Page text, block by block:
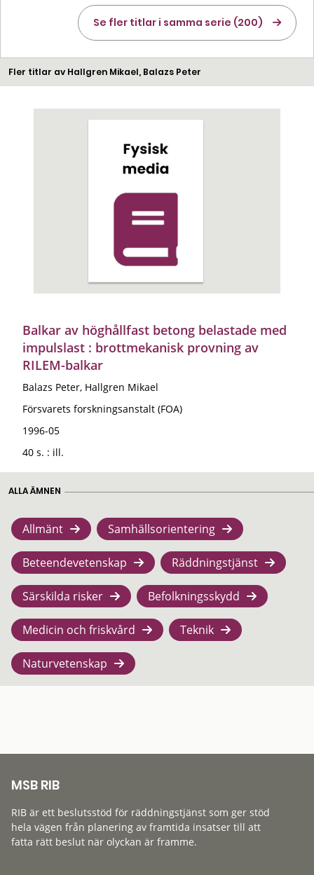
Se fler titlar i samma serie (200)
Fler titlar av Hallgren Mikael, Balazs Peter
Balkar av höghållfast betong belastade med
impulslast : brottmekanisk provning av
RILEM-balkar
Balazs Peter, Hallgren Mikael
Försvarets forskningsanstalt (FOA)
1996-05
40 s. : ill.
ALLA ÄMNEN
Allmänt Samhällsorientering
Beteendevetenskap Räddningstjänst
Särskilda risker Befolkningsskydd
Medicin och friskvård Teknik
Naturvetenskap
MSB RIB
RIB är ett beslutsstöd för räddningstjänst som ger stöd
hela vägen från planering av framtida insatser till att
fatta rätt beslut när olyckan är framme.